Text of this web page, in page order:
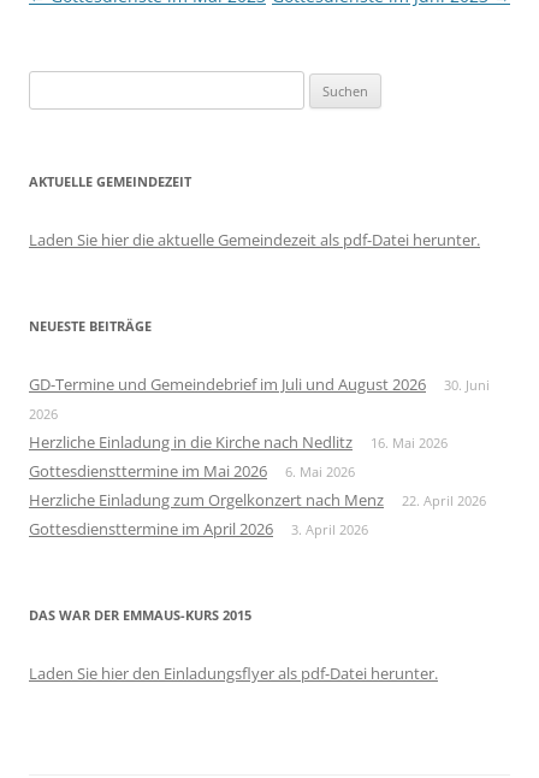
nach:
AKTUELLE GEMEINDEZEIT
Laden Sie hier die aktuelle Gemeindezeit als pdf-Datei herunter.
NEUESTE BEITRÄGE
GD-Termine und Gemeindebrief im Juli und August 2026
30. Juni
2026
Herzliche Einladung in die Kirche nach Nedlitz 16. Mai 2026
Gottesdiensttermine im Mai 2026 6. Mai 2026
Herzliche Einladung zum Orgelkonzert nach Menz 22. April 2026
Gottesdiensttermine im April 2026 3. April 2026
DAS WAR DER EMMAUS-KURS 2015
Laden Sie hier den Einladungsflyer als pdf-Datei herunter.